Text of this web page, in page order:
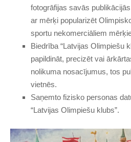
fotogrāfijas savās
ar mērķi popularizēt
sportu nekomerciāliem
Biedrība “Latvijas Olimpiešu
papildināt, precizēt vai
nolikuma nosacījumus, tos
vietnēs.
Saņemto fizisko personas
“Latvijas Olimpiešu klubs”.